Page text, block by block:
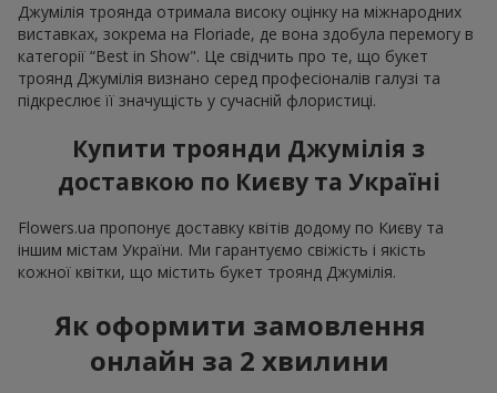
Джумілія троянда отримала високу оцінку на міжнародних
виставках, зокрема на Floriade, де вона здобула перемогу в
категорії “Best in Show". Це свідчить про те, що букет
троянд Джумілія визнано серед професіоналів галузі та
підкреслює її значущість у сучасній флористиці.
Купити троянди Джумілія з
доставкою по Києву та Україні
Flowers.ua пропонує доставку квітів додому по Києву та
іншим містам України. Ми гарантуємо свіжість і якість
кожної квітки, що містить букет троянд Джумілія.
Як оформити замовлення
онлайн за 2 хвилини